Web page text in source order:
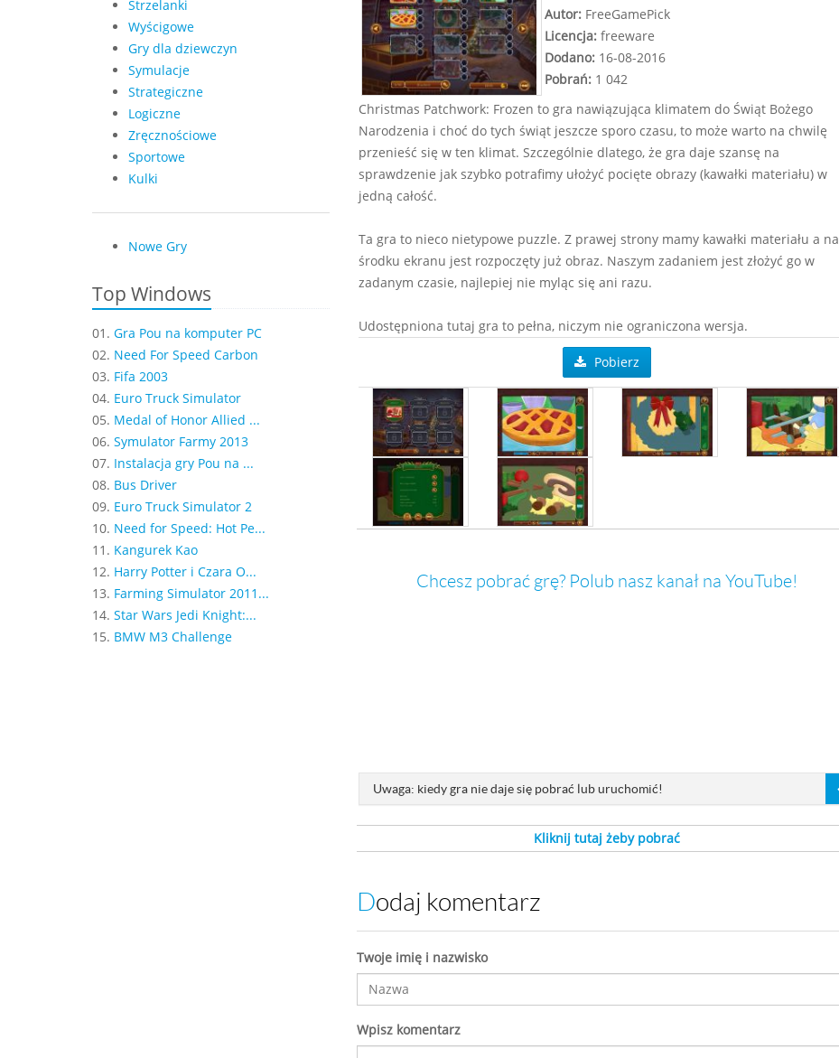
Strzelanki
Wyścigowe
Gry dla dziewczyn
Symulacje
Strategiczne
Logiczne
Zręcznościowe
Sportowe
Kulki
Nowe Gry
Top Windows
01. Gra Pou na komputer PC
02. Need For Speed Carbon
03. Fifa 2003
04. Euro Truck Simulator
05. Medal of Honor Allied ...
06. Symulator Farmy 2013
07. Instalacja gry Pou na ...
08. Bus Driver
09. Euro Truck Simulator 2
10. Need for Speed: Hot Pe...
11. Kangurek Kao
12. Harry Potter i Czara O...
13. Farming Simulator 2011...
14. Star Wars Jedi Knight:...
15. BMW M3 Challenge
Autor:FreeGamePick
Licencja:freeware
Dodano:16-08-2016
Pobrań:1 042
Christmas Patchwork: Frozen to gra nawiązująca klimatem do Świąt Bożego
Narodzenia i choć do tych świąt jeszcze sporo czasu, to może warto na chwilę
przenieść się w ten klimat. Szczególnie dlatego, że gra daje szansę na
sprawdzenie jak szybko potrafimy ułożyć pocięte obrazy (kawałki materiału) w
jedną całość.
Ta gra to nieco nietypowe puzzle. Z prawej strony mamy kawałki materiału a na
środku ekranu jest rozpoczęty już obraz. Naszym zadaniem jest złożyć go w
zadanym czasie, najlepiej nie myląc się ani razu.
Udostępniona tutaj gra to pełna, niczym nie ograniczona wersja.
Pobierz
Chcesz pobrać grę? Polub nasz kanał na YouTube!
Uwaga: kiedy gra nie daje się pobrać lub uruchomić!
Kliknij tutaj żeby pobrać
Dodaj komentarz
Twoje imię i nazwisko
Wpisz komentarz